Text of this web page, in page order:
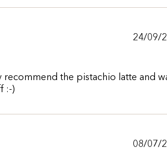
24/09/
the pistachio latte and
:-)
08/07/